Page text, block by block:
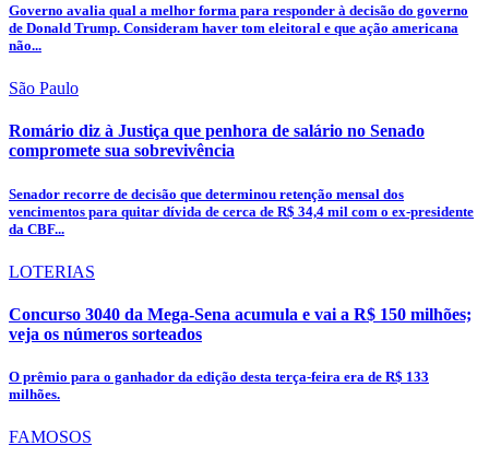
Governo avalia qual a melhor forma para responder à decisão do governo
de Donald Trump. Consideram haver tom eleitoral e que ação americana
não...
São Paulo
Romário diz à Justiça que penhora de salário no Senado
compromete sua sobrevivência
Senador recorre de decisão que determinou retenção mensal dos
vencimentos para quitar dívida de cerca de R$ 34,4 mil com o ex-presidente
da CBF...
LOTERIAS
Concurso 3040 da Mega-Sena acumula e vai a R$ 150 milhões;
veja os números sorteados
O prêmio para o ganhador da edição desta terça-feira era de R$ 133
milhões.
FAMOSOS